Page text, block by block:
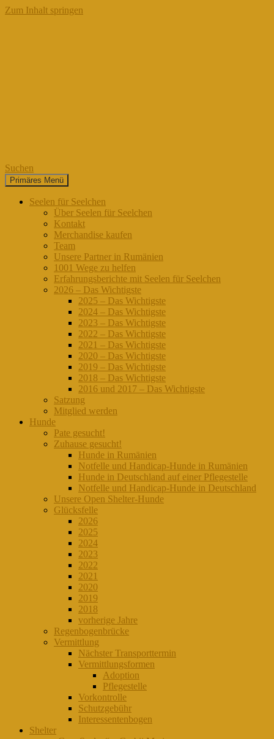
Zum Inhalt springen
Seelen für Seelchen
Suchen
Primäres Menü
Seelen für Seelchen
Über Seelen für Seelchen
Kontakt
Merchandise kaufen
Team
Unsere Partner in Rumänien
1001 Wege zu helfen
Erfahrungsberichte mit Seelen für Seelchen
2026 – Das Wichtigste
2025 – Das Wichtigste
2024 – Das Wichtigste
2023 – Das Wichtigste
2022 – Das Wichtigste
2021 – Das Wichtigste
2020 – Das Wichtigste
2019 – Das Wichtigste
2018 – Das Wichtigste
2016 und 2017 – Das Wichtigste
Satzung
Mitglied werden
Hunde
Pate gesucht!
Zuhause gesucht!
Hunde in Rumänien
Notfelle und Handicap-Hunde in Rumänien
Hunde in Deutschland auf einer Pflegestelle
Notfelle und Handicap-Hunde in Deutschland
Unsere Open Shelter-Hunde
Glücksfelle
2026
2025
2024
2023
2022
2021
2020
2019
2018
vorherige Jahre
Regenbogenbrücke
Vermittlung
Nächster Transporttermin
Vermittlungsformen
Adoption
Pflegestelle
Vorkontrolle
Schutzgebühr
Interessentenbogen
Shelter